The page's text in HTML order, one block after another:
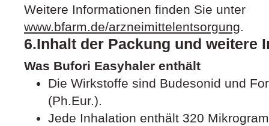
Weitere Informationen finden Sie unter
www.bfarm.de/arzneimittelentsorgung.
6.Inhalt der Packung und weitere
Was Bufori Easyhaler enthält
Die Wirkstoffe sind Budesonid und
(Ph.Eur.).
Jede Inhalation enthält 320